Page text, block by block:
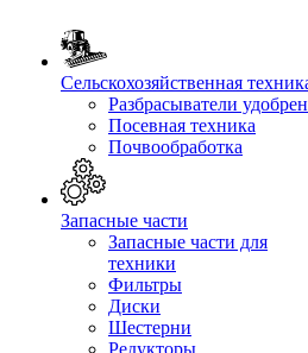
Сельскохозяйственная
Разбрасыватели
Посевная техника
Почвообработка
Запасные части
Запасные части для
техники
Фильтры
Диски
Шестерни
Редукторы